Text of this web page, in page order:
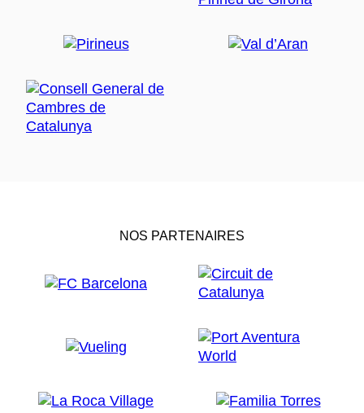
NOS PARTENAIRES